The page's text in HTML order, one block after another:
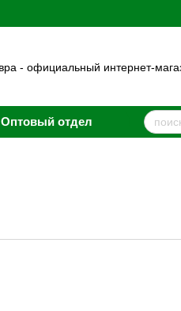
Оптовый отдел